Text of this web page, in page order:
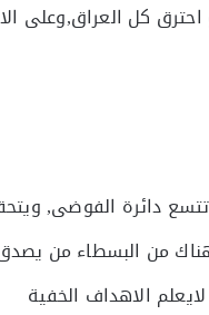
احترق كل العراق,وعلى
دائرة الفوضى,
من البسطاء من
الاهداف الخفية